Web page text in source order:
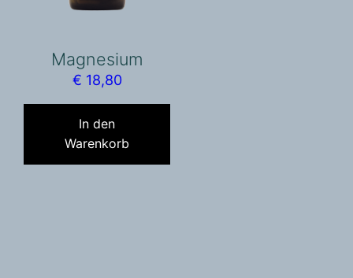
Magnesium
€ 18,80
In den
Warenkorb